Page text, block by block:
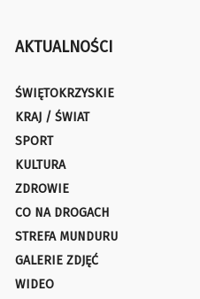
AKTUALNOŚCI
ŚWIĘTOKRZYSKIE
KRAJ / ŚWIAT
SPORT
KULTURA
ZDROWIE
CO NA DROGACH
STREFA MUNDURU
GALERIE ZDJĘĆ
WIDEO